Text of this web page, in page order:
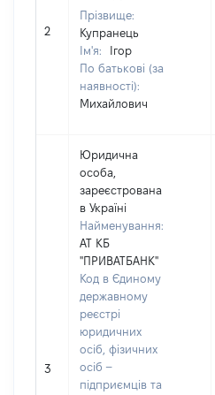
2
Прізвище:
Купранець
Ім'я:
Ігор
По батькові (за
наявності):
Михайлович
3
Юридична
особа,
зареєстрована
в Україні
Найменування:
АТ КБ
"ПРИВАТБАНК"
Код в Єдиному
державному
реєстрі
юридичних
осіб, фізичних
осіб –
підприємців та